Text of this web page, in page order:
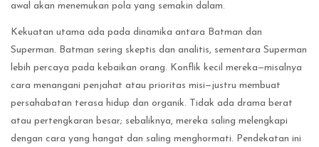
awal akan menemukan pola yang semakin dalam.
Kekuatan utama ada pada dinamika antara Batman dan
Superman. Batman sering skeptis dan analitis, sementara Superman
lebih percaya pada kebaikan orang. Konflik kecil mereka—misalnya
cara menangani penjahat atau prioritas misi—justru membuat
persahabatan terasa hidup dan organik. Tidak ada drama berat
atau pertengkaran besar; sebaliknya, mereka saling melengkapi
dengan cara yang hangat dan saling menghormati. Pendekatan ini